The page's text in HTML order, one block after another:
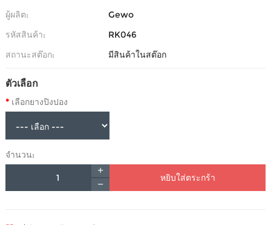
ผู้ผลิต:
Gewo
รหัสสินค้า:
RK046
สถานะสต๊อก:
มีสินค้าในสต๊อก
ตัวเลือก
เลือกยางปิงปอง
จำนวน:
หยิบใส่ตระกร้า